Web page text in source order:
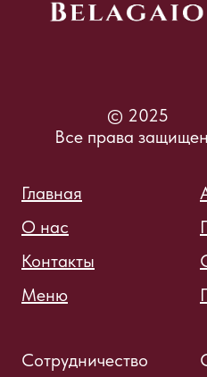
© 2025
Все права
Главная
О нас
Контакты
Меню
Сотрудничество